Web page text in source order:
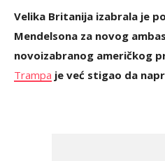
Velika Britanija izabrala je
Mendelsona za novog
novoizabranog američkog
Trampa je već stigao da